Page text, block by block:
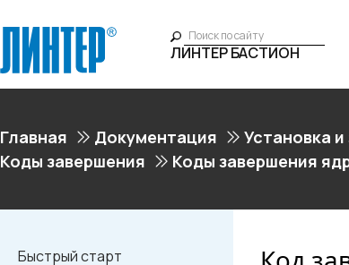
ЛИНТЕР БАСТИОН
Главная Документация Установка и
Коды завершения
Коды завершения
Быстрый старт